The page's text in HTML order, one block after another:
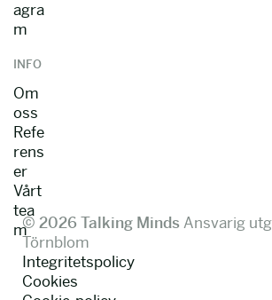
agra
m
INFO
Om
oss
Refe
rens
er
Vårt
tea
m© 2026 Talking MindsAnsvarig
Törnblom
Integritetspolicy
Cookies